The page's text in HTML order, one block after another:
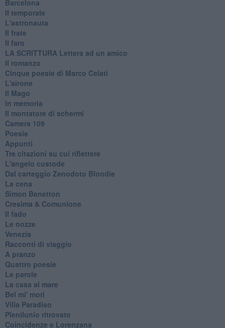
Barcelona
Il temporale
L'astronauta
Il frate
Il faro
​LA SCRITTURA Lettera ad un amico
Il romanzo
Cinque poesie di Marco Celati
L'airone
Il Mago
In memoria
Il montatore di schermi
Camera 109
Poesie
Appunti
Tre citazioni su cui riflettere
L'angelo custode
Dal carteggio Zenodoto Blondie
La cena
Simon Benetton
Cresima & Comunione
Il fado
Le nozze
Venezia
Racconti di viaggio
A pranzo
Quattro poesie
Le parole
La casa al mare
Bel mi' morì
Villa Paradiso
Plenilunio ritrovato
Coincidenze e Lorenzana